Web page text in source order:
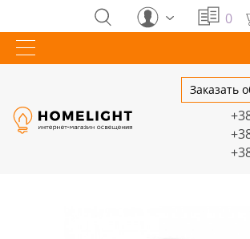
0
Заказать